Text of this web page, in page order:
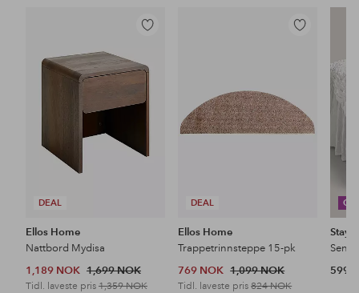
DEAL
Legg
favoritter
Ellos Home
Nattbord Mydisa
1,189 NOK 1,699 NOK
Tidl. laveste pris 1,359 NOK
DEAL
Legg
favoritter
Ellos Home
Trappetrinnsteppe 15-pk
769 NOK 1,099 NOK
Tidl. laveste pris824 NOK
599